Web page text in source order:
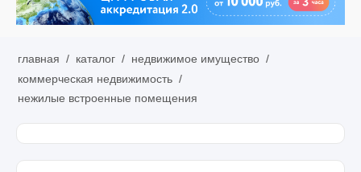
главная / каталог / недвижимое имущество /
коммерческая недвижимость /
нежилые встроенные помещения